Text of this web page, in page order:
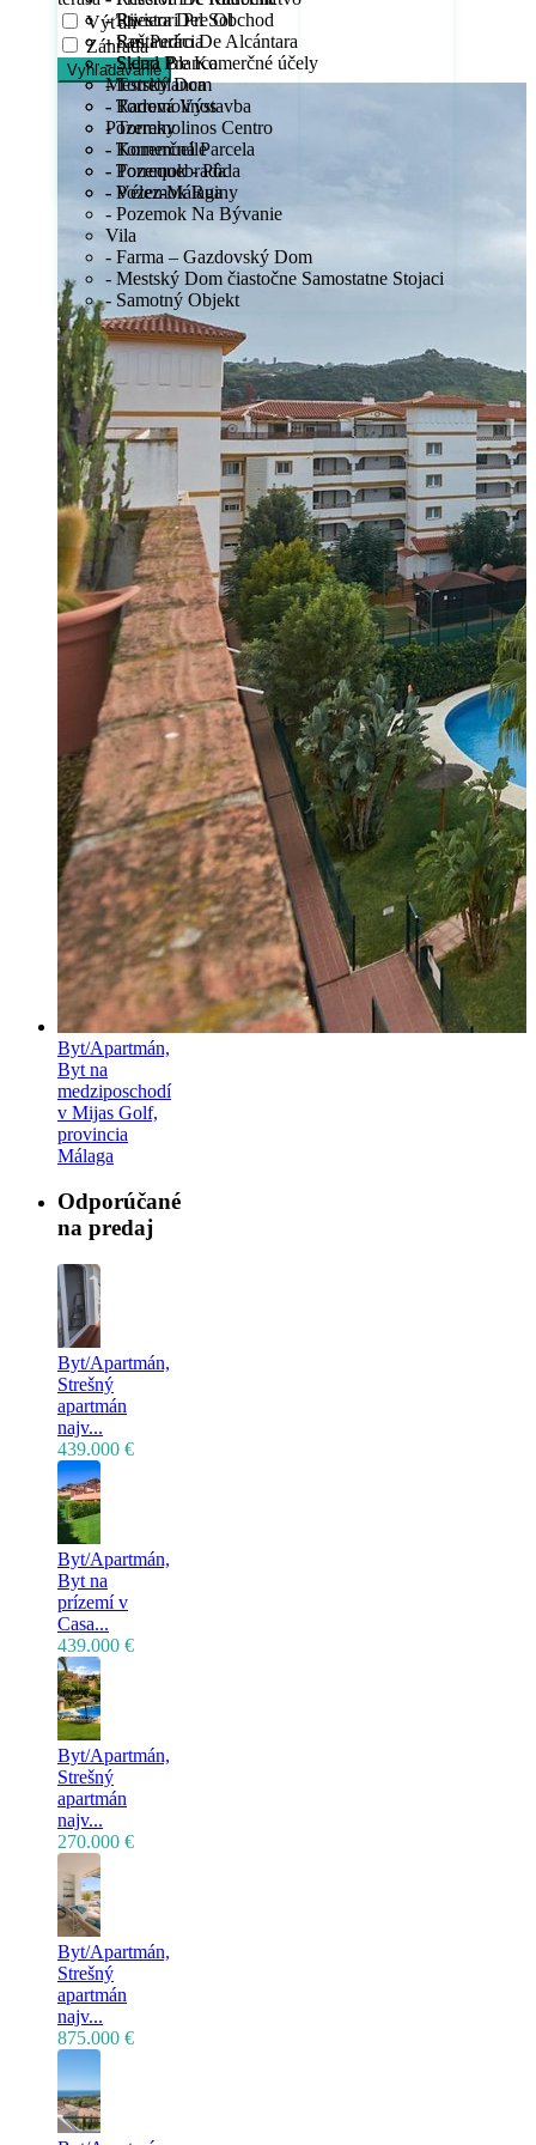
- Priestori Pre Obchod
- Reštaurácia
- Sklad Pre Komerčné účely
Mestský Dom
- Radová Výstavba
Pozemky
- Komerčná Parcela
- Pozemok - Pôda
- Pozemok Ruiny
- Pozemok Na Bývanie
Vila
- Farma – Gazdovský Dom
- Mestský Dom čiastočne Samostatne Stojaci
- Samotný Objekt
- Riviera Del Sol
- San Pedro De Alcántara
- Sierra Blanca
- Torreblanca
- Torremolinos
- Torremolinos Centro
- Torremuelle
- Torrequebrada
- Vélez-Málaga
Výťah
Záhrada
Vyhľadávanie
Byt/Apartmán,
Byt na
medziposchodí
v Mijas Golf,
provincia
Málaga
Odporúčané
na predaj
Byt/Apartmán,
Strešný
apartmán
najv...
439.000 €
Byt/Apartmán,
Byt na
prízemí v
Casa...
439.000 €
Byt/Apartmán,
Strešný
apartmán
najv...
270.000 €
Byt/Apartmán,
Strešný
apartmán
najv...
875.000 €